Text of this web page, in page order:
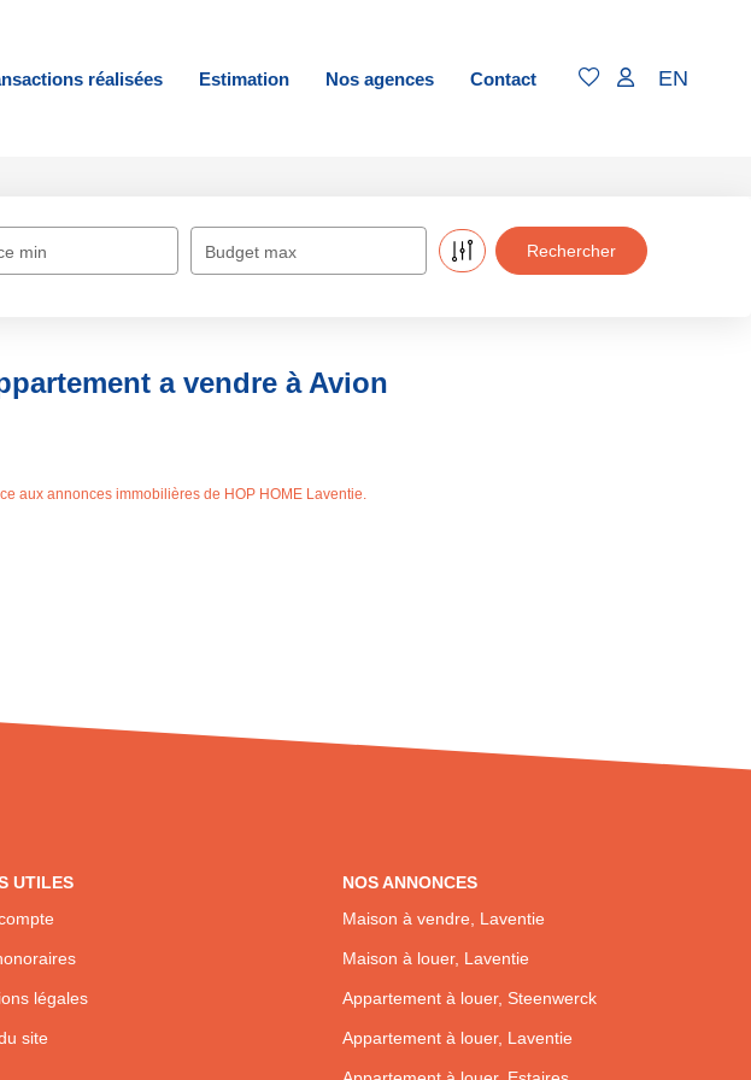
réalisées Estimation Nos agences Contact EN
min Budget max
a vendre à Avion
aux annonces immobilières de HOP HOME Laventie.
UTILES
légales
site
NOS ANNONCES
Maison à vendre, Laventie
Maison à louer, Laventie
Appartement à louer, Steenwerck
Appartement à louer, Laventie